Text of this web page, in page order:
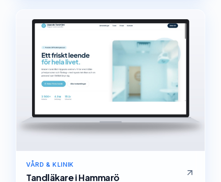
VÅRD & KLINIK
TandläkareiHammarö